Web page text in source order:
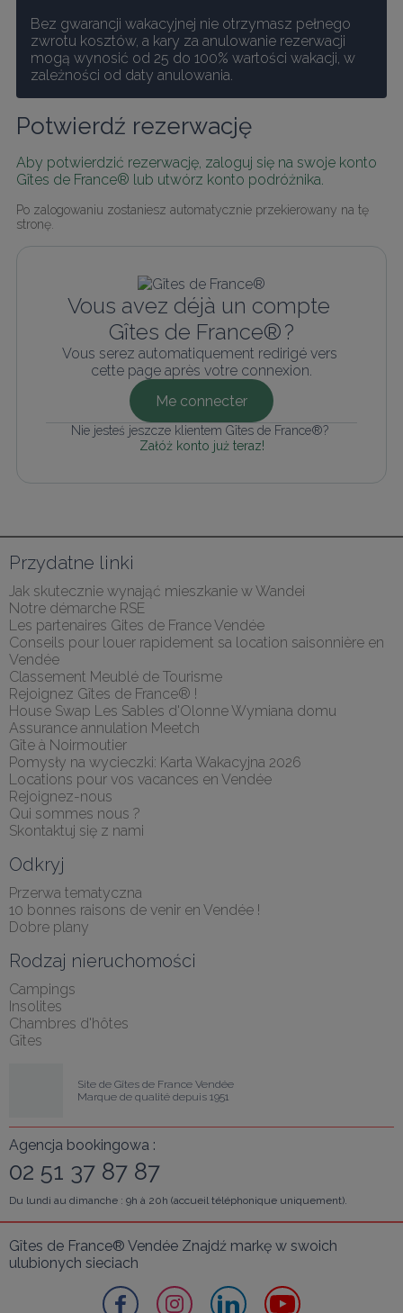
Bez gwarancji wakacyjnej nie otrzymasz pełnego
zwrotu kosztów, a kary za anulowanie rezerwacji
mogą wynosić od 25 do 100% wartości wakacji, w
zależności od daty anulowania.
Potwierdź rezerwację
Aby potwierdzić rezerwację, zaloguj się na swoje konto
Gîtes de France® lub utwórz konto podróżnika.
Po zalogowaniu zostaniesz automatycznie przekierowany na tę
stronę.
Vous avez déjà un compte
Gîtes de France® ?
Vous serez automatiquement redirigé vers
cette page après votre connexion.
Me connecter
Nie jesteś jeszcze klientem Gîtes de France®?
Załóż konto już teraz!
Przydatne linki
Jak skutecznie wynająć mieszkanie w Wandei
Notre démarche RSE
Les partenaires Gites de France Vendée
Conseils pour louer rapidement sa location saisonnière en
Vendée
Classement Meublé de Tourisme
Rejoignez Gîtes de France® !
House Swap Les Sables d'Olonne Wymiana domu
Assurance annulation Meetch
Gîte à Noirmoutier
Pomysły na wycieczki: Karta Wakacyjna 2026
Locations pour vos vacances en Vendée
Rejoignez-nous
Qui sommes nous ?
Skontaktuj się z nami
Odkryj
Przerwa tematyczna
10 bonnes raisons de venir en Vendée !
Dobre plany
Rodzaj nieruchomości
Campings
Insolites
Chambres d'hôtes
Gîtes
Site de Gîtes de France Vendée
Marque de qualité depuis 1951
Agencja bookingowa :
02 51 37 87 87
Du lundi au dimanche : 9h à 20h (accueil téléphonique uniquement).
Gîtes de France® Vendée Znajdź markę w swoich
ulubionych sieciach